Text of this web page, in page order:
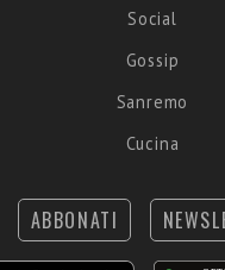
Social
Gossip
Sanremo
Cucina
ABBONATI